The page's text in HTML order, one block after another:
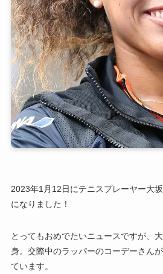
2023年1月12日にテニスプレーヤー大
になりました！
とってもおめでたいニュースですが、
身。交際中のラッパーのコーデーさん
ています。